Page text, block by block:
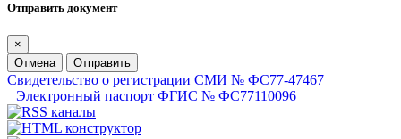
Отправить документ
×
Отмена
Отправить
Свидетельство о регистрации СМИ № ФС77-47467
Электронный паспорт ФГИС № ФС77110096